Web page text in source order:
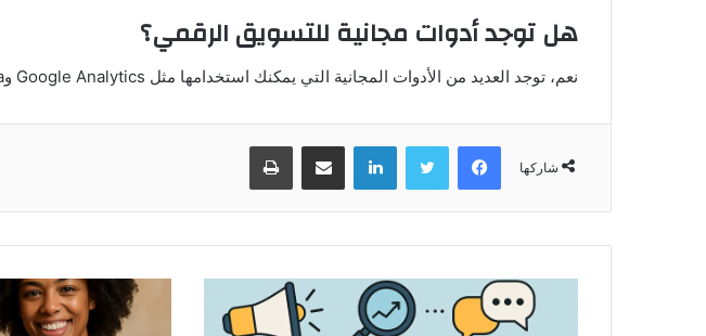
هل توجد أدوات مجانية للتسويق الرقمي؟
نعم، توجد العديد من الأدوات المجانية التي يمكنك استخدامها مثل Google Analytics وCanva. لكنها قد تأتي مع قيود.
شاركها
فيسبوك لينكدإن